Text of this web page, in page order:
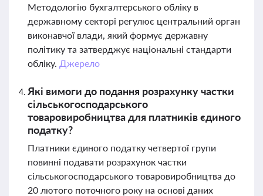
Методологію бухгалтерського обліку в
державному секторі регулює центральний орган
виконавчої влади, який формує державну
політику та затверджує національні стандарти
обліку. Джерело
Які вимоги до подання розрахунку частки
сільськогосподарського
товаровиробництва для платників єдиного
податку?
Платники єдиного податку четвертої групи
повинні подавати розрахунок частки
сільськогосподарського товаровиробництва до
20 лютого поточного року на основі даних